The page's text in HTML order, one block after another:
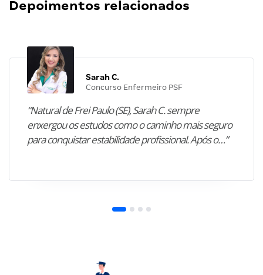
Depoimentos relacionados
Sarah C.
Concurso Enfermeiro PSF
“Natural de Frei Paulo (SE), Sarah C. sempre
enxergou os estudos como o caminho mais seguro
para conquistar estabilidade profissional. Após o…”